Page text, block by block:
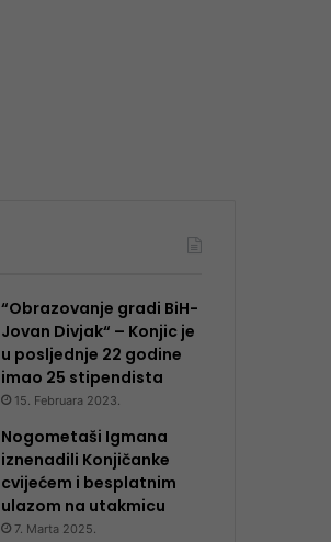
“Obrazovanje gradi BiH-
Jovan Divjak“ – Konjic je
u posljednje 22 godine
imao 25 ​​stipendista
15. Februara 2023.
Nogometaši Igmana
iznenadili Konjičanke
cvijećem i besplatnim
ulazom na utakmicu
7. Marta 2025.